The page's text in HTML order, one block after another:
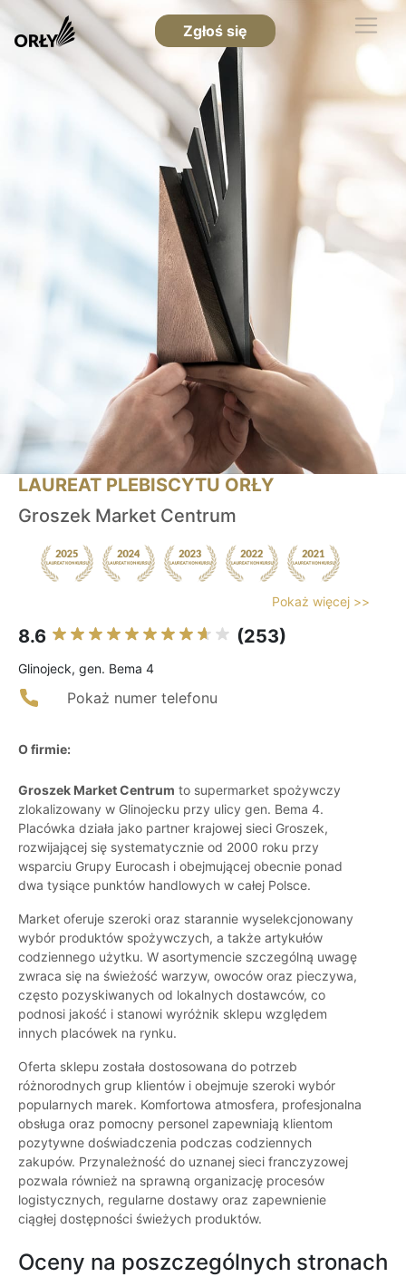
Zgłoś się
LAUREAT PLEBISCYTU ORŁY
Groszek Market Centrum
Pokaż więcej >>
8.6 (253)
Glinojeck, gen. Bema 4
Pokaż numer telefonu
O firmie:
Groszek Market Centrum to supermarket spożywczy
zlokalizowany w Glinojecku przy ulicy gen. Bema 4.
Placówka działa jako partner krajowej sieci Groszek,
rozwijającej się systematycznie od 2000 roku przy
wsparciu Grupy Eurocash i obejmującej obecnie ponad
dwa tysiące punktów handlowych w całej Polsce.
Market oferuje szeroki oraz starannie wyselekcjonowany
wybór produktów spożywczych, a także artykułów
codziennego użytku. W asortymencie szczególną uwagę
zwraca się na świeżość warzyw, owoców oraz pieczywa,
często pozyskiwanych od lokalnych dostawców, co
podnosi jakość i stanowi wyróżnik sklepu względem
innych placówek na rynku.
Oferta sklepu została dostosowana do potrzeb
różnorodnych grup klientów i obejmuje szeroki wybór
popularnych marek. Komfortowa atmosfera, profesjonalna
obsługa oraz pomocny personel zapewniają klientom
pozytywne doświadczenia podczas codziennych
zakupów. Przynależność do uznanej sieci franczyzowej
pozwala również na sprawną organizację procesów
logistycznych, regularne dostawy oraz zapewnienie
ciągłej dostępności świeżych produktów.
Oceny na poszczególnych stronach